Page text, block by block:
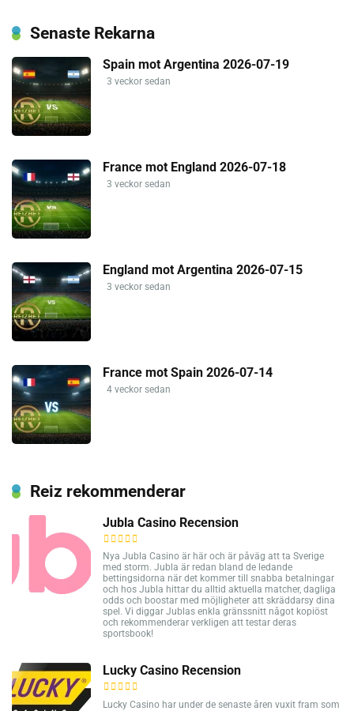
Senaste Rekarna
Spain mot Argentina 2026-07-19
3 veckor sedan
France mot England 2026-07-18
3 veckor sedan
England mot Argentina 2026-07-15
3 veckor sedan
France mot Spain 2026-07-14
4 veckor sedan
Reiz rekommenderar
Jubla Casino Recension
Nya Jubla Casino är här och är påväg att ta Sverige
med storm. Jubla är redan bland de ledande
bettingsidorna när det kommer till snabba betalningar
och hos Jubla hittar du alltid aktuella matcher, dagliga
odds och boostar med möjligheter att skräddarsy dina
spel. Vi diggar Jublas enkla gränssnitt något kopiöst
och rekommenderar verkligen att testar deras
sportsbook!
Lucky Casino Recension
Lucky Casino har under de senaste åren vuxit fram som